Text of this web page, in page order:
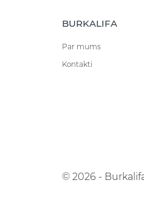
BURKALIFA
Par mums
Kontakti
© 2026 -